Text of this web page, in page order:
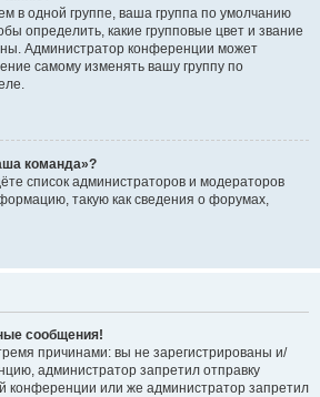
в одной группе, ваша группа по умолчанию
определить, какие групповые цвет и звание
Администратор конференции может
самому изменять вашу группу по
команда»?
список администраторов и модераторов
такую как сведения о форумах,
сообщения!
причинами: вы не зарегистрированы и/
администратор запретил отправку
конференции или же администратор запретил